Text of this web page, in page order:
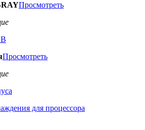
Просмотреть
Просмотреть
для процессора